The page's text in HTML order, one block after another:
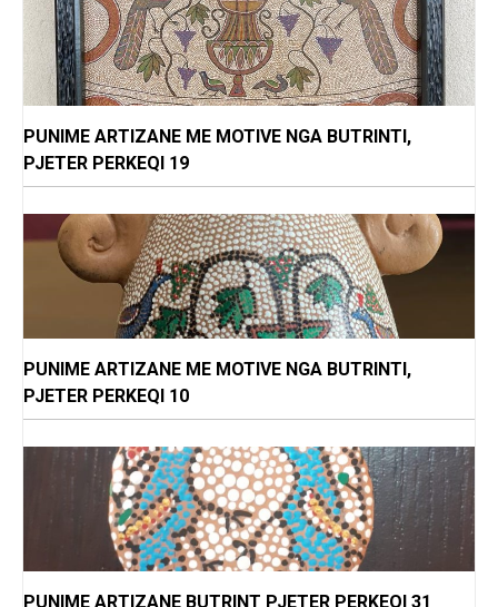
PUNIME ARTIZANE ME MOTIVE NGA BUTRINTI,
PJETER PERKEQI 19
PUNIME ARTIZANE ME MOTIVE NGA BUTRINTI,
PJETER PERKEQI 10
PUNIME ARTIZANE BUTRINT PJETER PERKEQI 31